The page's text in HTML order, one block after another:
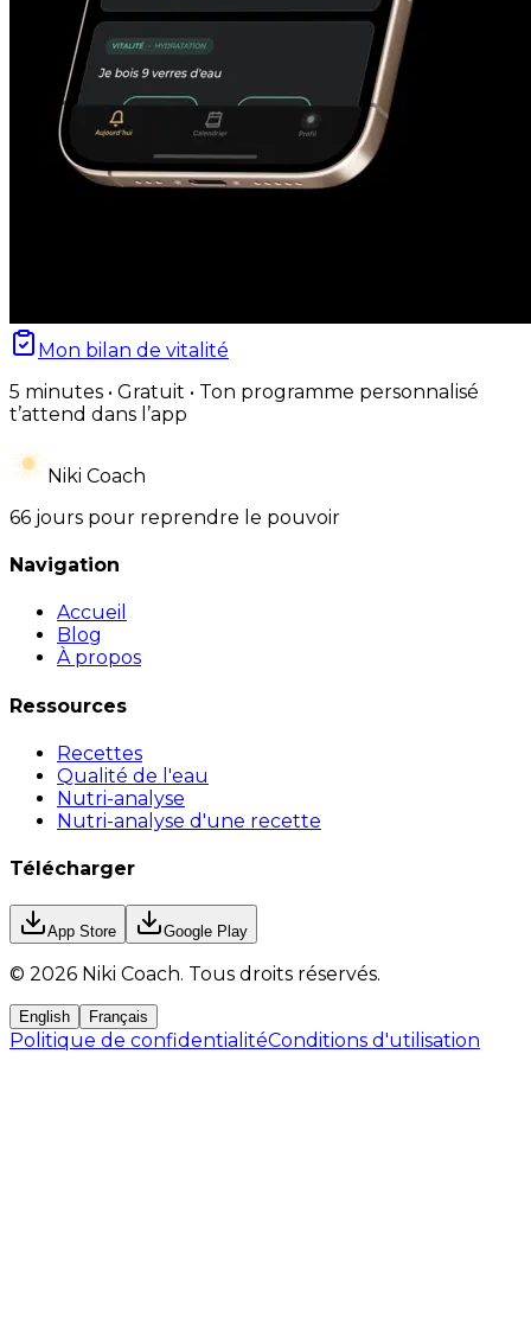
Mon bilan de vitalité
5 minutes • Gratuit • Ton programme personnalisé
t’attend dans l’app
Niki Coach
66 jours pour reprendre le pouvoir
Navigation
Accueil
Blog
À propos
Ressources
Recettes
Qualité de l'eau
Nutri-analyse
Nutri-analyse d'une recette
Télécharger
App Store Google Play
© 2026 Niki Coach. Tous droits réservés.
English Français
Politique de confidentialitéConditions d'utilisation